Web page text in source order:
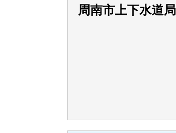
周南市上下水道局